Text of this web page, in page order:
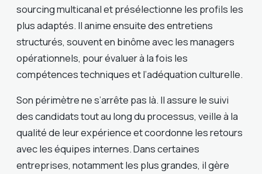
sourcing multicanal et présélectionne les profils les
plus adaptés. Il anime ensuite des entretiens
structurés, souvent en binôme avec les managers
opérationnels, pour évaluer à la fois les
compétences techniques et l’adéquation culturelle.
Son périmètre ne s’arrête pas là. Il assure le suivi
des candidats tout au long du processus, veille à la
qualité de leur expérience et coordonne les retours
avec les équipes internes. Dans certaines
entreprises, notamment les plus grandes, il gère